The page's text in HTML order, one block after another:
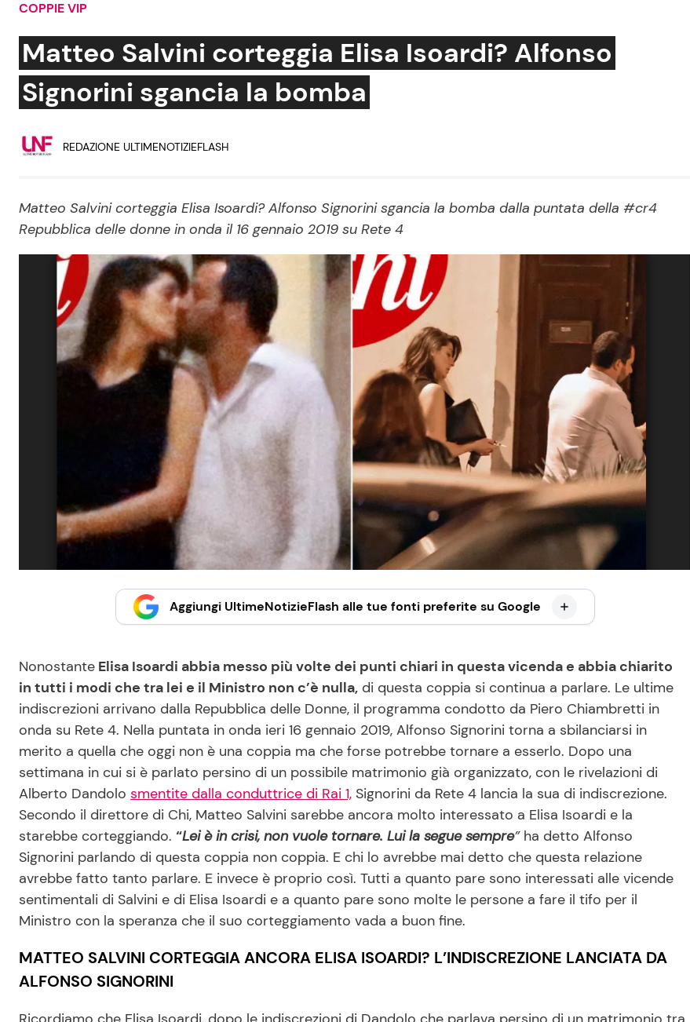
Social News
News dal mondo
Benessere
Mondo Mamma
News benessere
Salute
Viaggi e Turismo
Festività
Le Ricette in TV
Ricette Facili e Veloci
Ricette per Bambini
COPPIE VIP
Matteo Salvini corteggia Elisa Isoardi? Alfonso
Signorini sgancia la bomba
REDAZIONE ULTIMENOTIZIEFLASH
Matteo Salvini corteggia Elisa Isoardi? Alfonso Signorini sgancia la bomba dalla puntata della #cr4
Repubblica delle donne in onda il 16 gennaio 2019 su Rete 4
Aggiungi UltimeNotizieFlash alle tue fonti preferite su Google
Nonostante Elisa Isoardi abbia messo più volte dei punti chiari in questa vicenda e abbia chiarito
in tutti i modi che tra lei e il Ministro non c’è nulla, di questa coppia si continua a parlare. Le ultime
indiscrezioni arrivano dalla Repubblica delle Donne, il programma condotto da Piero Chiambretti in
onda su Rete 4. Nella puntata in onda ieri 16 gennaio 2019, Alfonso Signorini torna a sbilanciarsi in
merito a quella che oggi non è una coppia ma che forse potrebbe tornare a esserlo. Dopo una
settimana in cui si è parlato persino di un possibile matrimonio già organizzato, con le rivelazioni di
Alberto Dandolo smentite dalla conduttrice di Rai 1, Signorini da Rete 4 lancia la sua di indiscrezione.
Secondo il direttore di Chi, Matteo Salvini sarebbe ancora molto interessato a Elisa Isoardi e la
starebbe corteggiando. “Lei è in crisi, non vuole tornare. Lui la segue sempre” ha detto Alfonso
Signorini parlando di questa coppia non coppia. E chi lo avrebbe mai detto che questa relazione
avrebbe fatto tanto parlare. E invece è proprio così. Tutti a quanto pare sono interessati alle vicende
sentimentali di Salvini e di Elisa Isoardi e a quanto pare sono molte le persone a fare il tifo per il
Ministro con la speranza che il suo corteggiamento vada a buon fine.
MATTEO SALVINI CORTEGGIA ANCORA ELISA ISOARDI? L’INDISCREZIONE LANCIATA DA
ALFONSO SIGNORINI